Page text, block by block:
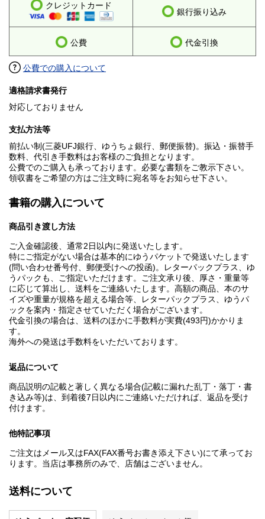
クレジットカード
銀行振り込み
公費 代金引換
公費での購入について
適格請求書発行
対応しておりません
支払方法等
前払い制(三菱UFJ銀行、ゆうちょ銀行、郵便振替)。振込・振替手
数料、代引き手数料はお客様のご負担となります。
公費でのご購入も承っております。必要な書類をご教示下さい。
領収書をご希望の方はご注文時に宛名等をお知らせ下さい。
書籍の購入について
商品引き渡し方法
ご入金確認後、通常2日以内に発送いたします。
特にご指定がない場合は基本的にゆうパケットで発送いたします
(問い合わせ番号付、郵便受けへの投函)。レターパックプラス、ゆ
うパックも、ご指定いただけます。ご注文承り後、厚さ・重量等
に応じて算出し、送料をご連絡いたします。高額の商品、本のサ
イズや重量が規格を超える場合等、レターパックプラス、ゆうパ
ックを案内・指定させていただく場合がございます。
代金引換の場合は、送料のほかに手数料が実費(493円)かかりま
す。
海外への発送は手数料をいただいております。
返品について
商品説明の記載と著しく異なる場合(記載に漏れた乱丁・落丁・書
き込み等)は、到着後7日以内にご連絡いただければ、返品を受け
付けます。
他特記事項
ご注文はメール又はFAX(FAX番号お書き添え下さい)にて承ってお
ります。当店は事務所のみで、店舗はございません。
送料について